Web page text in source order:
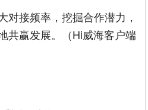
对接频率，挖掘合作潜力，
共赢发展。（Hi威海客户端